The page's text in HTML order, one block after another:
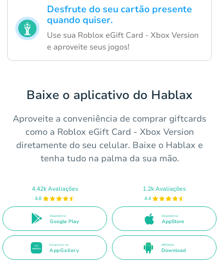
Desfrute do seu cartão presente
quando quiser.
Use sua Roblox eGift Card - Xbox Version
e aproveite seus jogos!
Baixe o aplicativo do Hablax
Aproveite a conveniência de comprar giftcards
como a Roblox eGift Card - Xbox Version
diretamente do seu celular. Baixe o Hablax e
tenha tudo na palma da sua mão.
4.42k Avaliações
4.8
Disponível no
Google Play
1.2k Avaliações
4.4
Disponível na
AppStore
Disponível na
AppGallery
APK Direto
Download